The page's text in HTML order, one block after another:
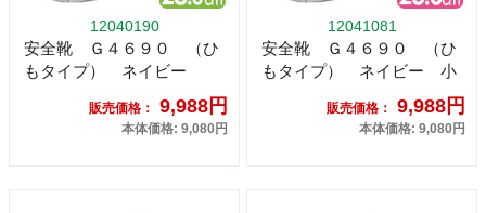
12040190
安全靴 Ｇ４６９０ （ひ
もタイプ） ネイビー
販売価格： 9,988円
本体価格: 9,080円
12041081
安全靴 Ｇ４６９０ （ひ
もタイプ） ネイビー 小
販売価格： 9,988円
本体価格: 9,080円